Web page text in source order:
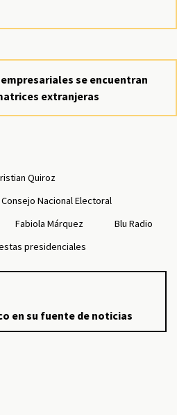
se encuentran
extranjeras
Quiroz
Consejo Nacional Electoral
Fabiola Márquez
Blu Radio
presidenciales
en su fuente de noticias